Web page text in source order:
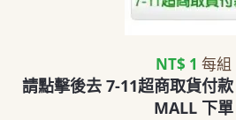
NT$ 1 每組
請點擊後去 7-11超商取貨付
MALL 下單